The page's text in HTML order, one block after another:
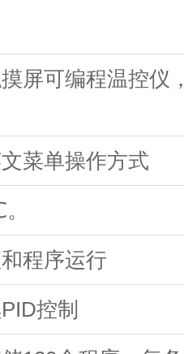
屏可编程温控仪
菜单操作方式
程序运行
控制